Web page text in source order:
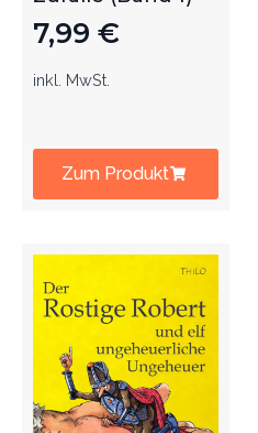
7,99 €
inkl. MwSt.
Zum Produkt